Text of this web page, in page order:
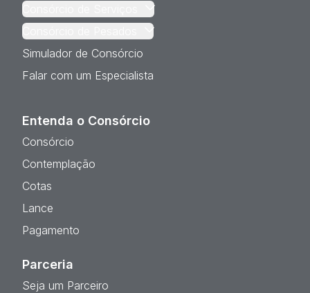
Simulador de Consórcio
Falar com um Especialista
Entenda o Consórcio
Consórcio
Contemplação
Cotas
Lance
Pagamento
Parceria
Seja um Parceiro